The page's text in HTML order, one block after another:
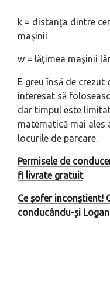
k = distanţa dintre
maşinii
w = lăţimea maşinii
E greu însă de
interesat să
dar timpul este
matematică mai ales
locurile de parcare.
Permisele de
fi livrate gratuit
Ce șofer inconștient!
conducându-și